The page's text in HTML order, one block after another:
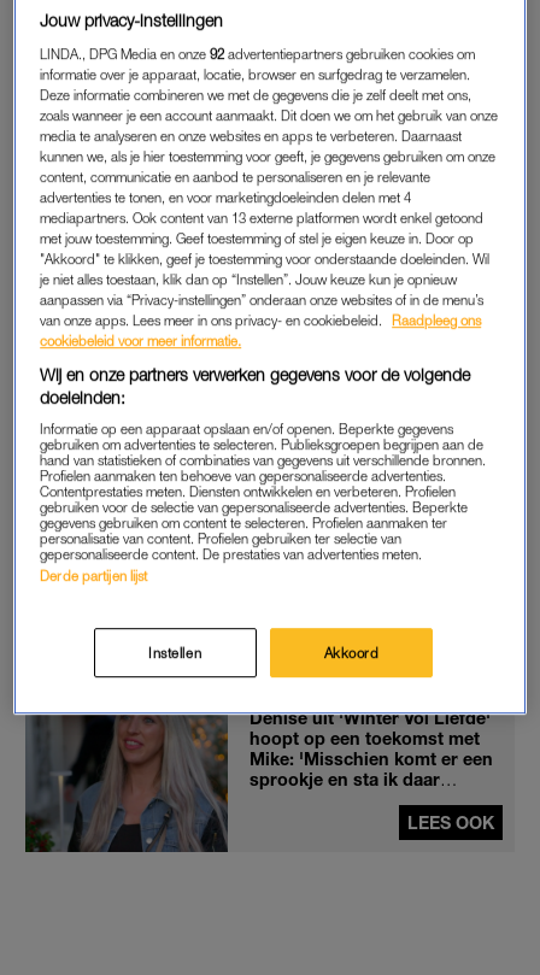
Toch is de deelname van Jorik niet voor niets geweest, vindt-ie
zelf. Hij heeft geleerd meer open te zijn, vertelde hij.
JORIK UIT WINTER VOL LIEFDE
Kort nadereünie blijkt de skileraar vlinders te krijgen van
iemand.En het leuke is, het is geen onbekende.Jorik is op dit
moment namelijk aan het daten metWinter Vol Liefde-
deelnemer Marilou, die ook zijn hart probeerde te veroveren.
De flirtgrage krullenbol uit Utrecht werd echter al vrij snel naar
huis gestuurd. Na de opnames vanWinter Vol Liefde
te zijn overgesprongen.
HEEL GEZELLIG
“Het is gewoon spontaan gebeurd. We begonnen ineens te
appen en toen dachten we: laten we elkaar maar eens
opzoeken. Sindsdien zijn we lekker aan het daten en kijken we
hoe het gaat. We zien wel waar het heen gaat, dat weten we
met z’n tweeën”, vertelt hij aan
Shownieuws.
Denise uit 'Winter Vol Liefde'
hoopt op een toekomst met
Mike: 'Misschien komt er een
sprookje en sta ik daar
LEES OOK
Jouw privacy-instellingen
LINDA., DPG Media en onze92 advertentiepartners gebruiken cookies om
informatie over je apparaat, locatie, browser en surfgedrag te verzamelen.
Deze informatie combineren we met de gegevens die je zelf deelt met ons,
zoals wanneer je een account aanmaakt. Dit doen we om het gebruik van onze
media te analyseren en onze websites en apps te verbeteren. Daarnaast
kunnen we, als je hier toestemming voor geeft, je gegevens gebruiken om onze
content, communicatie en aanbod te personaliseren en je relevante
advertenties te tonen, en voor marketingdoeleinden delen met 4
mediapartners. Ook content van 13 externe platformen wordt enkel getoond
met jouw toestemming. Geef toestemming of stel je eigen keuze in. Door op
"Akkoord" te klikken, geef je toestemming voor onderstaande doeleinden. Wil
je niet alles toestaan, klik dan op “Instellen”. Jouw keuze kun je opnieuw
aanpassen via “Privacy-instellingen” onderaan onze websites of in de menu’s
van onze apps. Lees meer in ons privacy- en cookiebeleid.
Raadpleeg ons
cookiebeleid voor meer informatie.
Wij en onze partners verwerken gegevens voor de volgende
doeleinden:
Informatie op een apparaat opslaan en/of openen. Beperkte gegevens
gebruiken om advertenties te selecteren. Publieksgroepen begrijpen aan de
hand van statistieken of combinaties van gegevens uit verschillende bronnen.
Profielen aanmaken ten behoeve van gepersonaliseerde advertenties.
Contentprestaties meten. Diensten ontwikkelen en verbeteren. Profielen
gebruiken voor de selectie van gepersonaliseerde advertenties. Beperkte
gegevens gebruiken om content te selecteren. Profielen aanmaken ter
personalisatie van content. Profielen gebruiken ter selectie van
gepersonaliseerde content. De prestaties van advertenties meten.
Derde partijen lijst
Instellen Akkoord